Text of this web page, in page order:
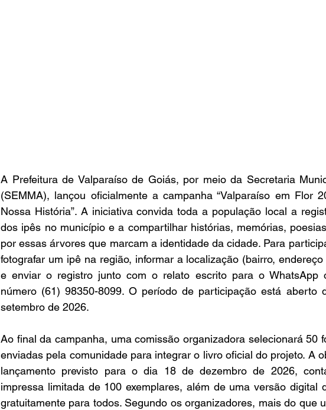
A Prefeitura de Valparaíso de Goiás, por meio da Secretaria
(SEMMA), lançou oficialmente a campanha “Valparaíso em Flor
Nossa História”. A iniciativa convida toda a população local a
dos ipês no município e a compartilhar histórias, memórias,
por essas árvores que marcam a identidade da cidade. Para
fotografar um ipê na região, informar a localização (bairro,
e enviar o registro junto com o relato escrito para o WhatsApp
número (61) 98350-8099. O período de participação está
setembro de 2026.
Ao final da campanha, uma comissão organizadora selecionará 50
enviadas pela comunidade para integrar o livro oficial do projeto. A
lançamento previsto para o dia 18 de dezembro de 2026,
impressa limitada de 100 exemplares, além de uma versão digital
gratuitamente para todos. Segundo os organizadores, mais do que